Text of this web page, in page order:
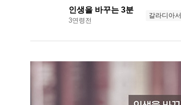
인생을 바꾸는 3분
3연령전
갈라디아서